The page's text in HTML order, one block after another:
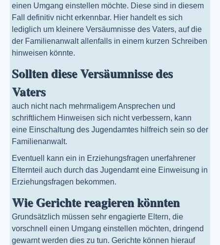
einen Umgang einstellen möchte. Diese sind in diesem
Fall definitiv nicht erkennbar. Hier handelt es sich
lediglich um kleinere Versäumnisse des Vaters, auf die
der Familienanwalt allenfalls in einem kurzen Schreiben
hinweisen könnte.
Sollten diese Versäumnisse des
Vaters
auch nicht nach mehrmaligem Ansprechen und
schriftlichem Hinweisen sich nicht verbessern, kann
eine Einschaltung des Jugendamtes hilfreich sein so der
Familienanwalt.
Eventuell kann ein in Erziehungsfragen unerfahrener
Elternteil auch durch das Jugendamt eine Einweisung in
Erziehungsfragen bekommen.
Wie Gerichte reagieren könnten
Grundsätzlich müssen sehr engagierte Eltern, die
vorschnell einen Umgang einstellen möchten, dringend
gewarnt werden dies zu tun. Gerichte können hierauf